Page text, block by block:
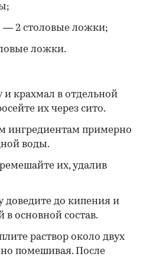
2 столовые ложки;
ложки.
крахмал в отдельной
их через сито.
ингредиентам примерно
воды.
их, удалив
доведите до кипения и
в основной состав.
раствор около двух
помешивая. После